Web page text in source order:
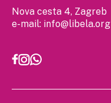
Nova cesta 4, Zagreb
e-mail: info@libela.org